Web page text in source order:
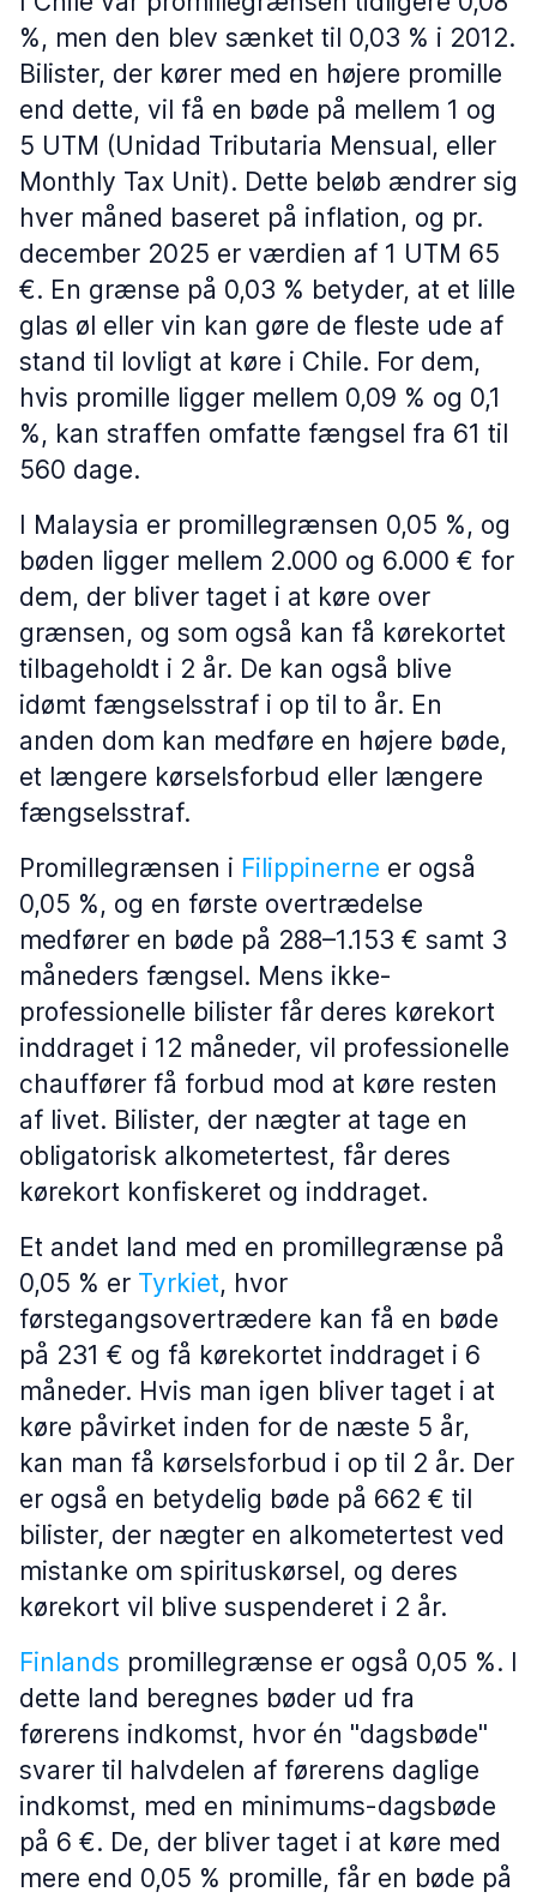
%, men den blev sænket til 0,03 % i 2012.
Bilister, der kører med en højere promille
end dette, vil få en bøde på mellem 1 og
5 UTM (Unidad Tributaria Mensual, eller
Monthly Tax Unit). Dette beløb ændrer sig
hver måned baseret på inflation, og pr.
december 2025 er værdien af 1 UTM 65
€. En grænse på 0,03 % betyder, at et lille
glas øl eller vin kan gøre de fleste ude af
stand til lovligt at køre i Chile. For dem,
hvis promille ligger mellem 0,09 % og 0,1
%, kan straffen omfatte fængsel fra 61 til
560 dage.
I Malaysia er promillegrænsen 0,05 %, og
bøden ligger mellem 2.000 og 6.000 € for
dem, der bliver taget i at køre over
grænsen, og som også kan få kørekortet
tilbageholdt i 2 år. De kan også blive
idømt fængselsstraf i op til to år. En
anden dom kan medføre en højere bøde,
et længere kørselsforbud eller længere
fængselsstraf.
Promillegrænsen i Filippinerne er også
0,05 %, og en første overtrædelse
medfører en bøde på 288–1.153 € samt 3
måneders fængsel. Mens ikke-
professionelle bilister får deres kørekort
inddraget i 12 måneder, vil professionelle
chauffører få forbud mod at køre resten
af livet. Bilister, der nægter at tage en
obligatorisk alkometertest, får deres
kørekort konfiskeret og inddraget.
Et andet land med en promillegrænse på
0,05 % er Tyrkiet, hvor
førstegangsovertrædere kan få en bøde
på 231 € og få kørekortet inddraget i 6
måneder. Hvis man igen bliver taget i at
køre påvirket inden for de næste 5 år,
kan man få kørselsforbud i op til 2 år. Der
er også en betydelig bøde på 662 € til
bilister, der nægter en alkometertest ved
mistanke om spirituskørsel, og deres
kørekort vil blive suspenderet i 2 år.
Finlands promillegrænse er også 0,05 %. I
dette land beregnes bøder ud fra
førerens indkomst, hvor én "dagsbøde"
svarer til halvdelen af førerens daglige
indkomst, med en minimums-dagsbøde
på 6 €. De, der bliver taget i at køre med
mere end 0,05 % promille, får en bøde på